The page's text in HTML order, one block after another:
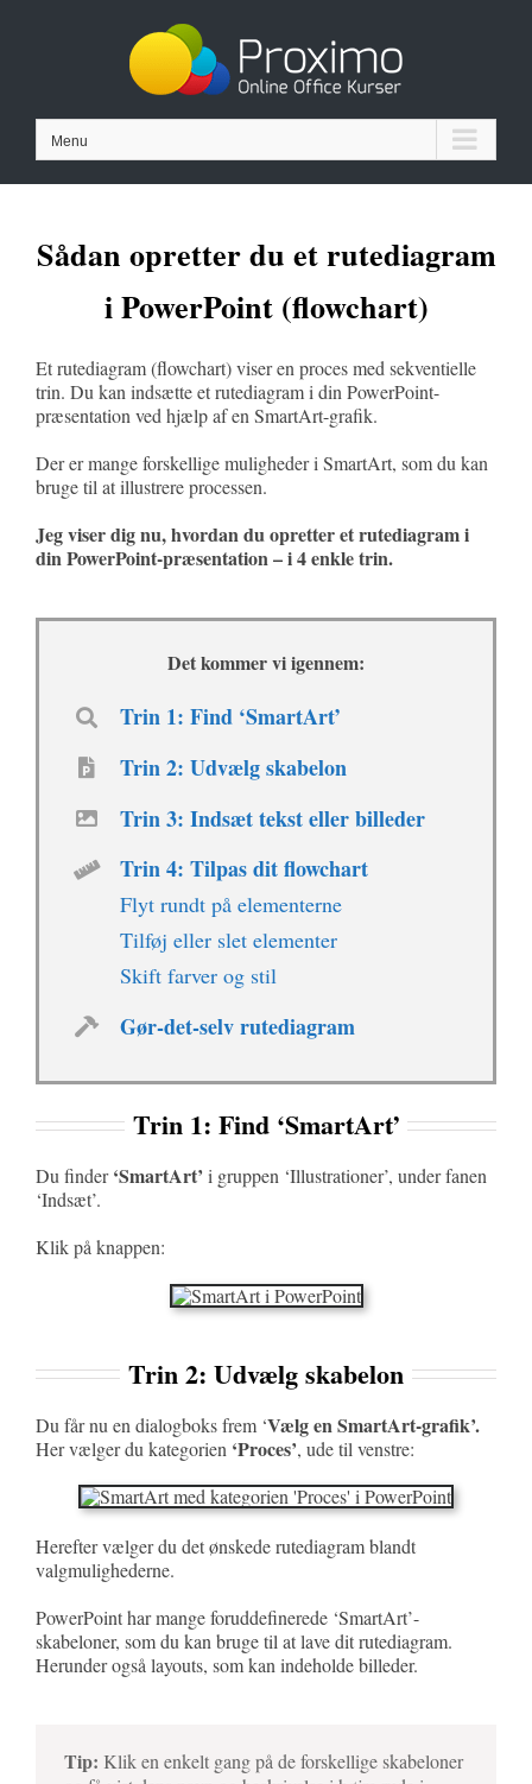
Menu
Sådan opretter du et rutediagram
i PowerPoint (flowchart)
Et rutediagram (flowchart) viser en proces med sekventielle
trin. Du kan indsætte et rutediagram i din PowerPoint-
præsentation ved hjælp af en SmartArt-grafik.
Der er mange forskellige muligheder i SmartArt, som du kan
bruge til at illustrere processen.
Jeg viser dig nu, hvordan du opretter et rutediagram i
din PowerPoint-præsentation – i 4 enkle trin.
Det kommer vi igennem:
Trin 1: Find ‘SmartArt’
Trin 2: Udvælg skabelon
Trin 3: Indsæt tekst eller billeder
Trin 4: Tilpas dit flowchart
Flyt rundt på elementerne
Tilføj eller slet elementer
Skift farver og stil
Gør-det-selv rutediagram
Trin 1: Find ‘SmartArt’
Du finder‘SmartArt’ i gruppen ‘Illustrationer’, under fanen
‘Indsæt’.
Klik på knappen:
Trin 2: Udvælg skabelon
Du får nu en dialogboks frem ‘Vælg en SmartArt-grafik’.
Her vælger du kategorien ‘Proces’, ude til venstre:
Herefter vælger du det ønskede rutediagram blandt
valgmulighederne.
PowerPoint har mange foruddefinerede ‘SmartArt’-
skabeloner, som du kan bruge til at lave dit rutediagram.
Herunder også layouts, som kan indeholde billeder.
Tip: Klik en enkelt gang på de forskellige skabeloner